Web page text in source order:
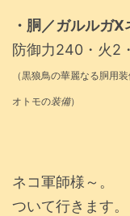
・胴／ガルルガX
防御力240・火2
（黒狼鳥の華麗なる胴用
オトモの装備）
ネコ軍師様～。
ついて行きます。